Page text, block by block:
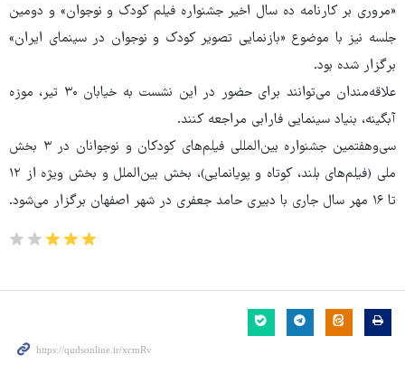
«مروری بر کارنامه ده سال اخیر جشنواره فیلم کودک و نوجوان» و دومین
جلسه نیز با موضوع «بازنمایی تصویر کودک و نوجوان در سینمای ایران»
برگزار شده بود.
علاقه‌مندان می‌توانند برای حضور در این نشست به خیابان ۳۰ تیر، موزه
آبگینه، بنیاد سینمایی فارابی مراجعه کنند.
سی‌وهفتمین جشنواره بین‌المللی فیلم‌های کودکان و نوجوانان در ۳ بخش
ملی (فیلم‌های بلند، کوتاه و پویانمایی)، بخش بین‌الملل و بخش ویژه از ۱۲
تا ۱۶ مهر سال جاری با دبیری حامد جعفری در شهر اصفهان برگزار می‌شود.